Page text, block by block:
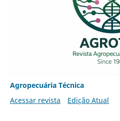
Agropecuária Técnica
Acessar revista
Edição Atual